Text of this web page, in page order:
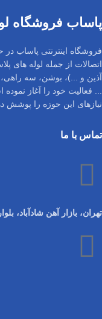
پاساب فروشگاه
فروشگاه اینترنتی پاساب
اتصالات از جمله لوله های
آذین و ...)، بوشن، سه
... فعالیت خود را آغاز
نیازهای این حوزه را پوشش
تماس با ما
تهران، بازار آهن شادآباد، بلوار مدائن،